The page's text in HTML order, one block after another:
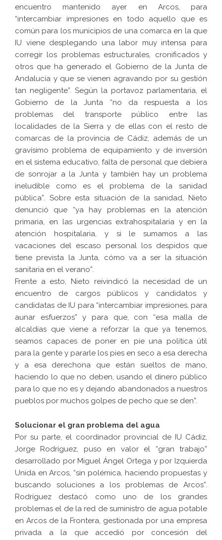
encuentro mantenido ayer en Arcos, para
“intercambiar impresiones en todo aquello que es
común para los municipios de una comarca en la que
IU viene desplegando una labor muy intensa para
corregir los problemas estructurales, cronificados y
otros que ha generado el Gobierno de la Junta de
Andalucía y que se vienen agravando por su gestión
tan negligente”. Según la portavoz parlamentaria, el
Gobierno de la Junta “no da respuesta a los
problemas del transporte público entre las
localidades de la Sierra y de ellas con el resto de
comarcas de la provincia de Cádiz, además de un
gravísimo problema de equipamiento y de inversión
en el sistema educativo, falta de personal que debiera
de sonrojar a la Junta y también hay un problema
ineludible como es el problema de la sanidad
pública”. Sobre esta situación de la sanidad, Nieto
denunció que “ya hay problemas en la atención
primaria, en las urgencias extrahospitalaria y en la
atención hospitalaria, y si le sumamos a las
vacaciones del escaso personal los despidos que
tiene prevista la Junta, cómo va a ser la situación
sanitaria en el verano”.
Frente a esto, Nieto reivindicó la necesidad de un
encuentro de cargos públicos y candidatos y
candidatas de IU para “intercambiar impresiones, para
aunar esfuerzos” y para que, con “esa malla de
alcaldías que viene a reforzar la que ya tenemos,
seamos capaces de poner en pie una política útil
para la gente y pararle los pies en seco a esa derecha
y a esa derechona que están sueltos de mano,
haciendo lo que no deben, usando el dinero público
para lo que no es y dejando abandonados a nuestros
pueblos por muchos golpes de pecho que se den”.
Solucionar el gran problema del agua
Por su parte, el coordinador provincial de IU Cádiz,
Jorge Rodríguez, puso en valor el “gran trabajo”
desarrollado por Miguel Ángel Ortega y por Izquierda
Unida en Arcos, “sin polémica, haciendo propuestas y
buscando soluciones a los problemas de Arcos”.
Rodríguez destacó como uno de los grandes
problemas el de la red de suministro de agua potable
en Arcos de la Frontera, gestionada por una empresa
privada a la que accedió por concesión del